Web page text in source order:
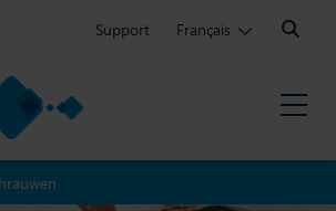
Support Français
Search: